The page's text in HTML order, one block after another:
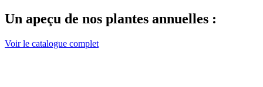
Un apeçu de nos plantes annuelles :
Voir le catalogue complet